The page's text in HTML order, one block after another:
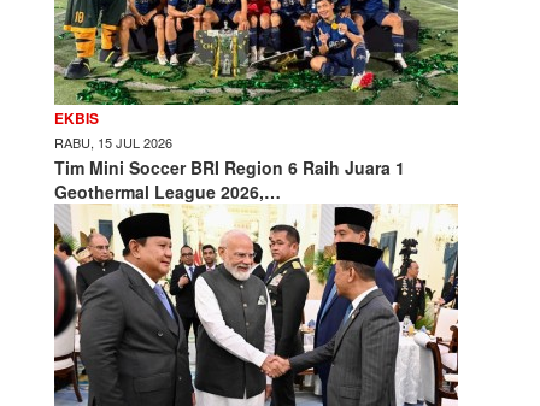
EKBIS
RABU, 15 JUL 2026
Tim Mini Soccer BRI Region 6 Raih Juara 1
Geothermal League 2026,…